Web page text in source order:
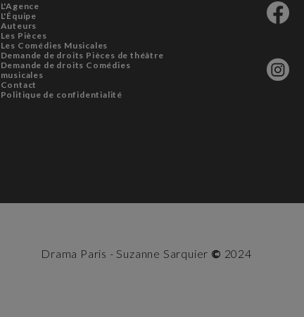
L'Agence
L'Équipe
Auteurs
Les Pièces
Les Comédies Musicales
Demande de droits Pièces de théâtre
Demande de droits Comédies
musicales
Contact
Politique de confidentialité
Drama Paris - Suzanne Sarquier © 2024